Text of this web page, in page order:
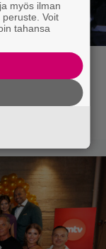
Uunon
tienasi
myös ilman
Voit
tahansa